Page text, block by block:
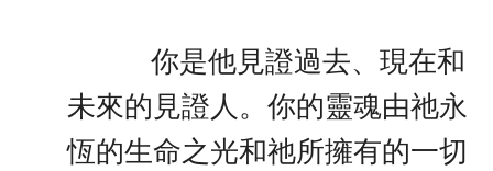
你是他見證過去、現在和
未來的見證人。你的靈魂由祂永
恆的生命之光和祂所擁有的一切